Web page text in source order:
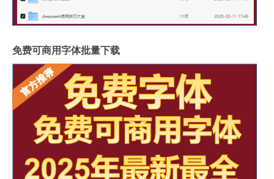
免费可商用字体批量下载